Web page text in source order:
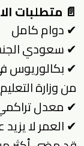
📄 متطلبات
✔ دوام كامل
✔ سعودي
✔ بكالوريوس
من وزارة
✔ معدل